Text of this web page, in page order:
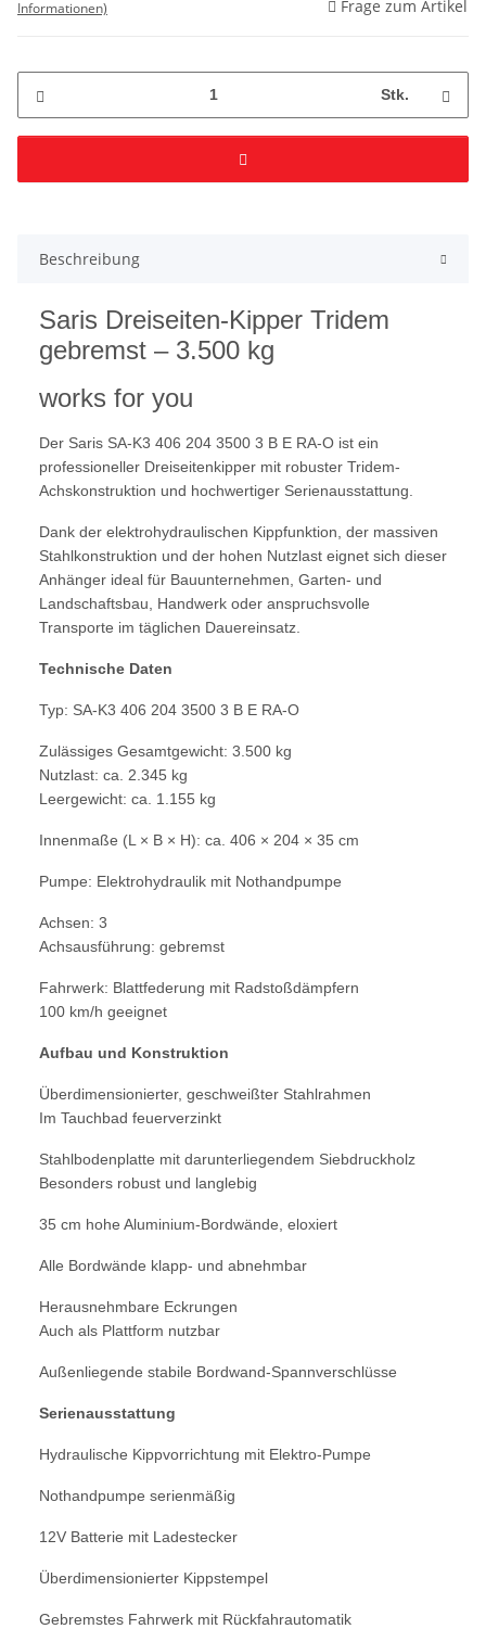
Informationen)
Frage zum Artikel
Stk.
Beschreibung
Saris Dreiseiten-Kipper Tridem
gebremst – 3.500 kg
works for you
Der Saris SA-K3 406 204 3500 3 B E RA-O ist ein
professioneller Dreiseitenkipper mit robuster Tridem-
Achskonstruktion und hochwertiger Serienausstattung.
Dank der elektrohydraulischen Kippfunktion, der massiven
Stahlkonstruktion und der hohen Nutzlast eignet sich dieser
Anhänger ideal für Bauunternehmen, Garten- und
Landschaftsbau, Handwerk oder anspruchsvolle
Transporte im täglichen Dauereinsatz.
Technische Daten
Typ: SA-K3 406 204 3500 3 B E RA-O
Zulässiges Gesamtgewicht: 3.500 kg
Nutzlast: ca. 2.345 kg
Leergewicht: ca. 1.155 kg
Innenmaße (L × B × H): ca. 406 × 204 × 35 cm
Pumpe: Elektrohydraulik mit Nothandpumpe
Achsen: 3
Achsausführung: gebremst
Fahrwerk: Blattfederung mit Radstoßdämpfern
100 km/h geeignet
Aufbau und Konstruktion
Überdimensionierter, geschweißter Stahlrahmen
Im Tauchbad feuerverzinkt
Stahlbodenplatte mit darunterliegendem Siebdruckholz
Besonders robust und langlebig
35 cm hohe Aluminium-Bordwände, eloxiert
Alle Bordwände klapp- und abnehmbar
Herausnehmbare Eckrungen
Auch als Plattform nutzbar
Außenliegende stabile Bordwand-Spannverschlüsse
Serienausstattung
Hydraulische Kippvorrichtung mit Elektro-Pumpe
Nothandpumpe serienmäßig
12V Batterie mit Ladestecker
Überdimensionierter Kippstempel
Gebremstes Fahrwerk mit Rückfahrautomatik